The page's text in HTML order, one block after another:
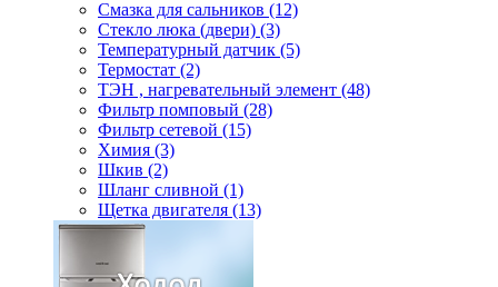
Смазка для сальников (12)
Стекло люка (двери) (3)
Температурный датчик (5)
Термостат (2)
ТЭН , нагревательный элемент (48)
Фильтр помповый (28)
Фильтр сетевой (15)
Химия (3)
Шкив (2)
Шланг сливной (1)
Щетка двигателя (13)